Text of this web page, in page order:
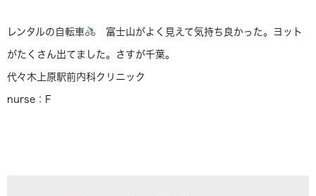
レンタルの自転車 富士山がよく見えて気持ち良かった。ヨット
がたくさん出てました。さすが千葉。
代々木上原駅前内科クリニック
nurse：F